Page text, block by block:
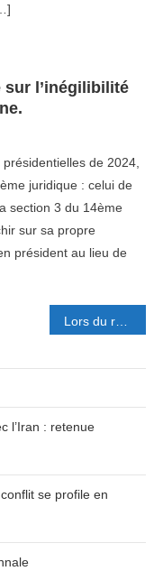
sur l’inégilibilité
de 2024,
juridique : celui de
section 3 du 14ème
sur sa propre
président au lieu de
Lors du référendum en Grande Bretagne, le pragmatisme l’emportera-t-il sur les passions ?
l’Iran : retenue
se profile en